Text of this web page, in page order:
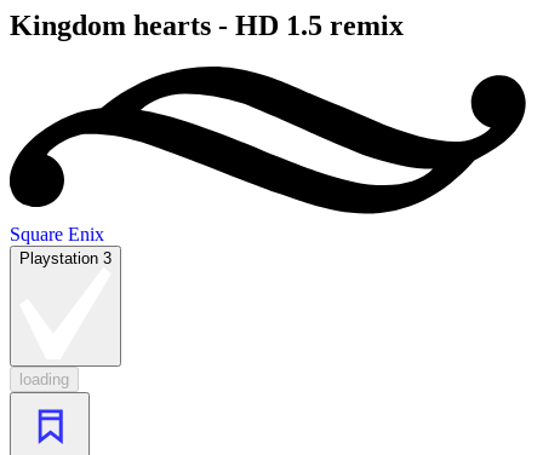
Kingdom hearts - HD 1.5 remix
Square Enix
Playstation 3
loading